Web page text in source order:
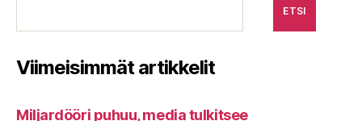
ETSI
Viimeisimmät artikkelit
Miljardööri puhuu, media tulkitsee